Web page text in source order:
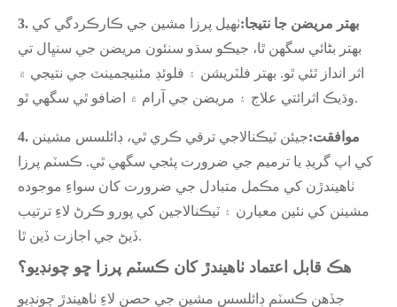
3. بهتر مريضن جا نتيجا:ٺهيل پرزا مشين جي ڪارڪردگي کي
بهتر بڻائي سگهن ٿا، جيڪو سڌو سنئون مريضن جي سنڀال تي
اثر انداز ٿئي ٿو. بهتر فلٽريشن ۽ فلوئڊ مئنيجمينٽ جي نتيجي ۾
وڌيڪ اثرائتي علاج ۽ مريضن جي آرام ۾ اضافو ٿي سگهي ٿو.
4. موافقت:جيئن ٽيڪنالاجي ترقي ڪري ٿي، ڊائلسس مشينن
کي اپ گريڊ يا ترميم جي ضرورت پئجي سگھي ٿي. ڪسٽم پرزا
ٺاهيندڙن کي مڪمل متبادل جي ضرورت کان سواءِ موجوده
مشينن کي نئين معيارن ۽ ٽيڪنالاجين کي پورو ڪرڻ لاءِ ترتيب
ڏيڻ جي اجازت ڏين ٿا.
هڪ قابل اعتماد ٺاهيندڙ کان ڪسٽم پرزا ڇو چونڊيو؟
جڏهن ڪسٽم ڊائلسس مشين جي حصن لاءِ ٺاهيندڙ چونڊيو